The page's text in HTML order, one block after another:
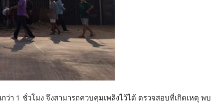
า 1 ชั่วโมง จึงสามารถควบคุมเพลิงไว้ได้ ตรวจสอบที่เกิดเหตุ พบ